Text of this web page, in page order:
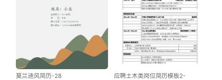
莫兰迪风简历-28 应聘土木类岗位简历模板2-